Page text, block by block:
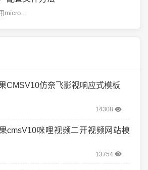
micro...
CMSV10仿奈飞影视响应式模板
14308
cmsV10咪哩视频二开视频网站模
13754